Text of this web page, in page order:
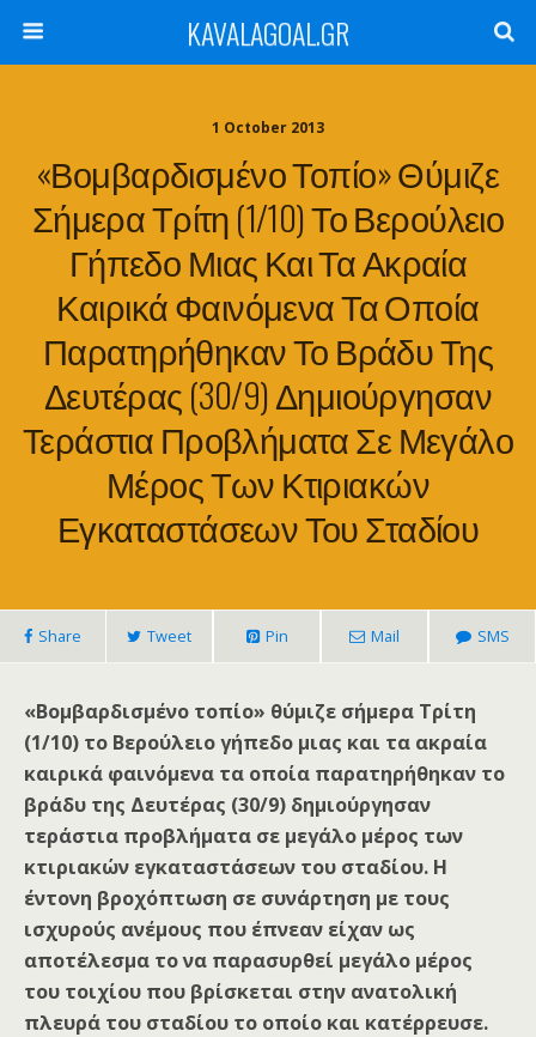
KAVALAGOAL.GR
1 October 2013
«Βομβαρδισμένο Τοπίο» Θύμιζε
Σήμερα Τρίτη (1/10) Το Βερούλειο
Γήπεδο Μιας Και Τα Ακραία
Καιρικά Φαινόμενα Τα Οποία
Παρατηρήθηκαν Το Βράδυ Της
Δευτέρας (30/9) Δημιούργησαν
Τεράστια Προβλήματα Σε Μεγάλο
Μέρος Των Κτιριακών
Εγκαταστάσεων Του Σταδίου
Share Tweet Pin Mail SMS
«Βομβαρδισμένο τοπίο» θύμιζε σήμερα Τρίτη
(1/10) το Βερούλειο γήπεδο μιας και τα ακραία
καιρικά φαινόμενα τα οποία παρατηρήθηκαν το
βράδυ της Δευτέρας (30/9) δημιούργησαν
τεράστια προβλήματα σε μεγάλο μέρος των
κτιριακών εγκαταστάσεων του σταδίου. Η
έντονη βροχόπτωση σε συνάρτηση με τους
ισχυρούς ανέμους που έπνεαν είχαν ως
αποτέλεσμα το να παρασυρθεί μεγάλο μέρος
του τοιχίου που βρίσκεται στην ανατολική
πλευρά του σταδίου το οποίο και κατέρρευσε.